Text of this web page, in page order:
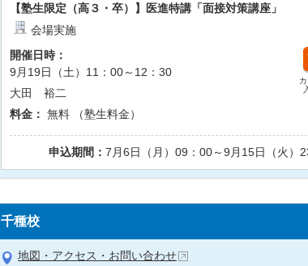
【塾生限定（高３・卒）】医進特講「面接対策講座」
会場実施
開催日時：
9月19日（土）11：00～12：30
大田 裕二
料金： 無料 （塾生料金）
申込期間： 7月6日（月）09：00～9月15日（火）
千種校
地図・アクセス・お問い合わせ